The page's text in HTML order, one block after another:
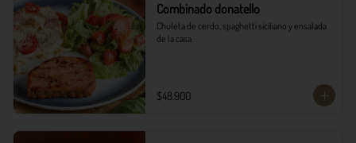
Combinado donatello
Chuleta de cerdo, spaghetti siciliano y ensalada
de la casa.
$48.900